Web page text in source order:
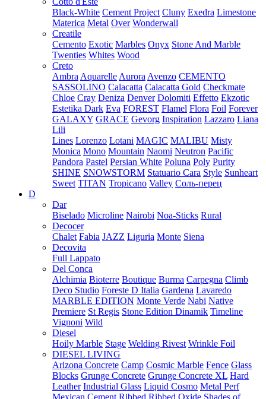
Black-White Cement Project Cluny Exedra Limestone
Materica Metal Over Wonderwall
Creatile
Cemento Exotic Marbles Onyx Stone And Marble
Twenties Whites Wood
Creto
Ambra Aquarelle Aurora Avenzo CEMENTO
SASSOLINO Calacatta Calacatta Gold Checkmate
Chloe Cray Deniza Denver Dolomiti Effetto Ekzotic
Estetika Dark Eva FOREST Flamel Flora Foil Forever
GALAXY GRACE Gevorg Inspiration Lazzaro Liana
Lili
Lines Lorenzo Lotani MAGIC MALIBU Misty
Monica Mono Mountain Naomi Neutron Pacific
Pandora Pastel Persian White Poluna Poly Purity
SHINE SNOWSTORM Statuario Cara Style Sunheart
Sweet TITAN Tropicano Valley Соль-перец
D
Dar
Biselado Microline Nairobi Noa-Sticks Rural
Decocer
Chalet Fabia JAZZ Liguria Monte Siena
Decovita
Full Lappato
Del Conca
Alchimia Bioterre Boutique Burma Carpegna Climb
Deco Studio Foreste D Italia Gardena Lavaredo
MARBLE EDITION Monte Verde Nabi Native
Premiere St Regis Stone Edition Dinamik Timeline
Vignoni Wild
Diesel
Hoily Marble Stage Welding Rivest Wrinkle Foil
DIESEL LIVING
Arizona Concrete Camp Cosmic Marble Fence Glass
Blocks Grunge Concrete Grunge Concrete XL Hard
Leather Industrial Glass Liquid Cosmo Metal Perf